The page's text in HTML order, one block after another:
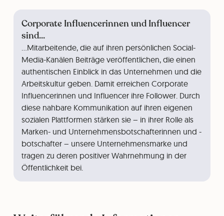
Corporate Influencerinnen und Influencer
sind...
…Mitarbeitende, die auf ihren persönlichen Social-
Media-Kanälen Beiträge veröffentlichen, die einen
authentischen Einblick in das Unternehmen und die
Arbeitskultur geben. Damit erreichen Corporate
Influencerinnen und Influencer ihre Follower. Durch
diese nahbare Kommunikation auf ihren eigenen
sozialen Plattformen stärken sie – in ihrer Rolle als
Marken- und Unternehmensbotschafterinnen und -
botschafter – unsere Unternehmensmarke und
tragen zu deren positiver Wahrnehmung in der
Öffentlichkeit bei.